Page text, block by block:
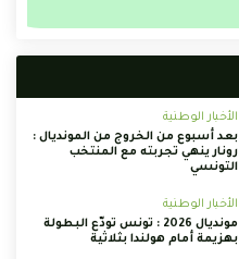
الأخبار الوطنية
بعد أسبوع من الخروج من المونديال :
رونار ينهي تجربته مع المنتخب
التونسي
الأخبار الوطنية
مونديال 2026 : تونس تودّع البطولة
بهزيمة أمام هولندا بثلاثية